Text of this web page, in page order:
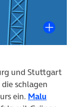
und Stuttgart
schlagen
ein. Malu